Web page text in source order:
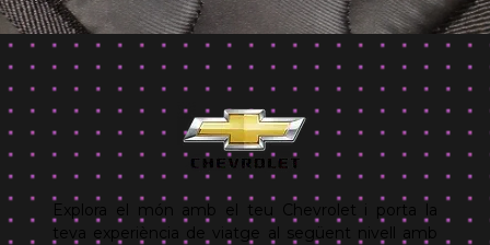
Explora el món amb el teu Chevrolet i porta la
teva experiència de viatge al següent nivell amb